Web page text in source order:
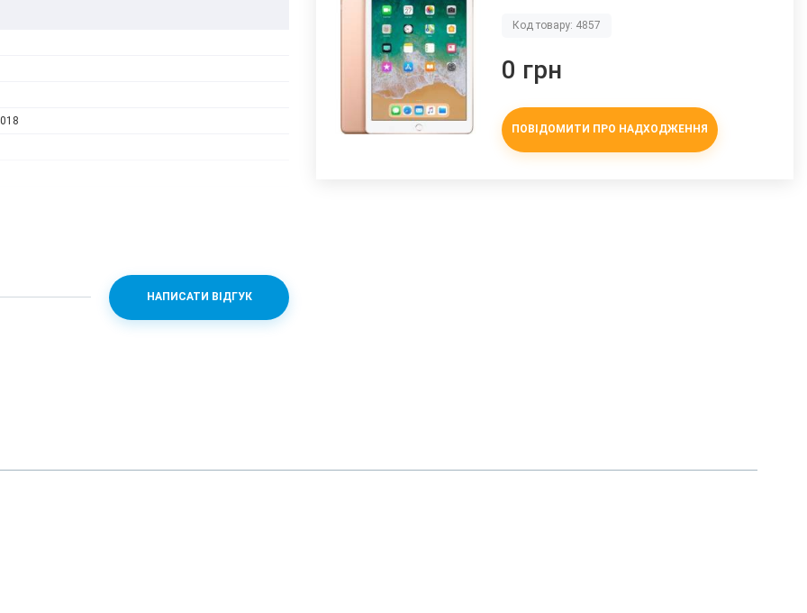
НАПИСАТИ ВІДГУК
Код товару: 4857
0 грн
ПОВІДОМИТИ ПРО НАДХОДЖЕННЯ